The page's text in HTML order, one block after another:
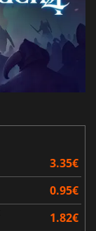
3.35€
0.95€
1.82€